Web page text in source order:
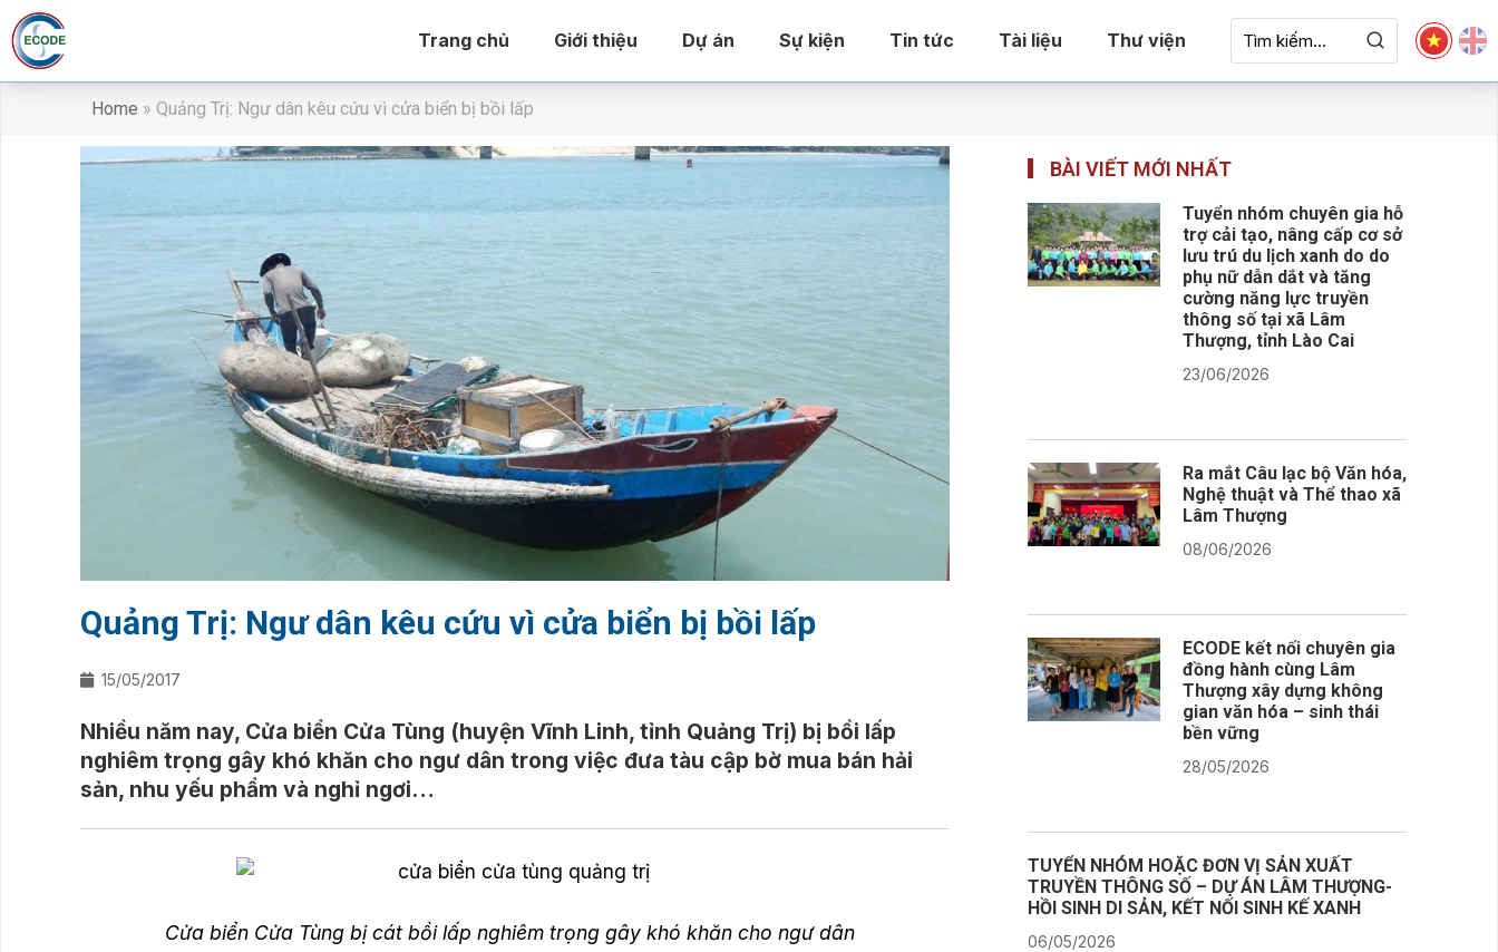
Trang chủ Giới thiệu Dự án Sự kiện Tin tức Tài liệu Thư viện
Home » Quảng Trị: Ngư dân kêu cứu vì cửa biển bị bồi lấp
Quảng Trị: Ngư dân kêu cứu vì cửa biển bị bồi lấp
15/05/2017
Nhiều năm nay, Cửa biển Cửa Tùng (huyện Vĩnh Linh, tỉnh Quảng Trị) bị bồi lấp
nghiêm trọng gây khó khăn cho ngư dân trong việc đưa tàu cập bờ mua bán hải
sản, nhu yếu phẩm và nghỉ ngơi…
Cửa biển Cửa Tùng bị cát bồi lấp nghiêm trọng gây khó khăn cho ngư dân
BÀI VIẾT MỚI NHẤT
Tuyển nhóm chuyên gia hỗ
trợ cải tạo, nâng cấp cơ sở
lưu trú du lịch xanh do do
phụ nữ dẫn dắt và tăng
cường năng lực truyền
thông số tại xã Lâm
Thượng, tỉnh Lào Cai
23/06/2026
Ra mắt Câu lạc bộ Văn hóa,
Nghệ thuật và Thể thao xã
Lâm Thượng
08/06/2026
ECODE kết nối chuyên gia
đồng hành cùng Lâm
Thượng xây dựng không
gian văn hóa – sinh thái
bền vững
28/05/2026
TUYỂN NHÓM HOẶC ĐƠN VỊ SẢN XUẤT
TRUYỀN THÔNG SỐ – DỰ ÁN LÂM THƯỢNG-
HỒI SINH DI SẢN, KẾT NỐI SINH KẾ XANH
06/05/2026